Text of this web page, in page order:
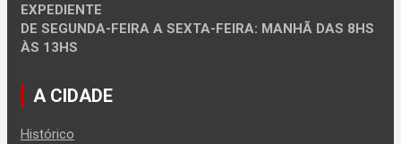
EXPEDIENTE
DE SEGUNDA-FEIRA A SEXTA-FEIRA: MANHÃ DAS 8HS
ÀS 13HS
A CIDADE
Histórico